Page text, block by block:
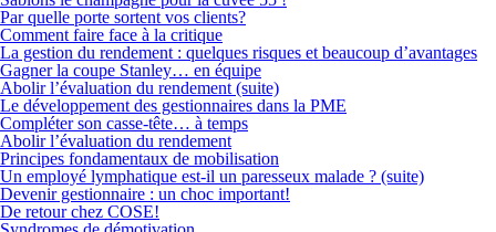
Par quelle porte sortent vos clients?
Comment faire face à la critique
La gestion du rendement : quelques risques et beaucoup d’avantages
Gagner la coupe Stanley… en équipe
Abolir l’évaluation du rendement (suite)
Le développement des gestionnaires dans la PME
Compléter son casse-tête… à temps
Abolir l’évaluation du rendement
Principes fondamentaux de mobilisation
Un employé lymphatique est-il un paresseux malade ? (suite)
Devenir gestionnaire : un choc important!
De retour chez COSE!